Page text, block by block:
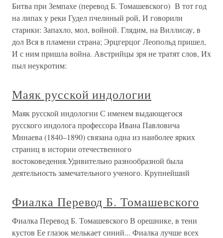
Битва при Земпахе (перевод Б. Томашевского) В тот год
на липах у реки Гудел пчелиный рой, И говорили
старики: Запахло, мол, войной. Глядим, на Виллисау, в
дол Вся в пламени страна; Эрцгерцог Леопольд пришел,
И с ним пришла война. Австрийцы зря не тратят слов, Их
пыл неукротим:
Маяк русской индологии
Маяк русской индологии С именем выдающегося
русского индолога профессора Ивана Павловича
Минаева (1840–1890) связана одна из наиболее ярких
страниц в истории отечественного
востоковедения.Удивительно разнообразной была
деятельность замечательного ученого. Крупнейший
Фиалка Перевод Б. Томашевского
Фиалка Перевод Б. Томашевского В орешнике, в тени
кустов Ее глазок мелькает синий... Фиалка лучше всех